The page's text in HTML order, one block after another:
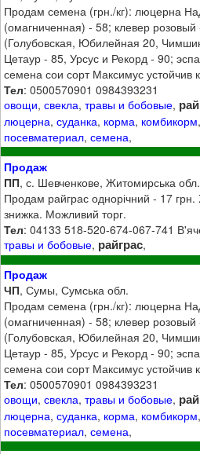
Продам семена (грн./кг): люцерна
(омагниченная) - 58; клевер розовый
(Голубовская, Юбилейная 20,
Цетаур - 85, Урсус и Рекорд - 90;
семена сои сорт Максимус устойчив
Тел: 0500570901 0984393231
овощи,свекла,травы и бобовые,
люцерна,суданка, корма, комбикорм
посевматериал,семена,
Продаж
ПП, с. Шевченкове, Житомирська обл.
Продам райграс однорічний - 17
знижка. Можливий торг.
Тел: 04133 518-520-674-067-741
травы и бобовые, райграс,
Продаж
ЧП, Сумы, Сумська обл.
Продам семена (грн./кг): люцерна
(омагниченная) - 58; клевер розовый
(Голубовская, Юбилейная 20,
Цетаур - 85, Урсус и Рекорд - 90;
семена сои сорт Максимус устойчив
Тел: 0500570901 0984393231
овощи,свекла,травы и бобовые,
люцерна,суданка, корма, комбикорм
посевматериал,семена,